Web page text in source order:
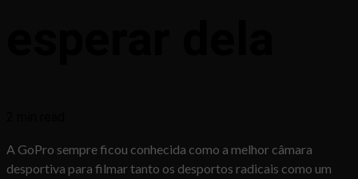
A GoPro sempre ficou conhecida como a melhor câmara
desportiva para filmar tanto os desportos radicais como um